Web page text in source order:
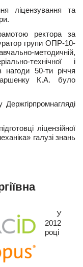
ліцензування та
ректора за
групи ОПР-10-
методичній,
технічної і
нагоди 50-ти річчя
К.А. було
ліцензійної
галузі знань
У
2012
році